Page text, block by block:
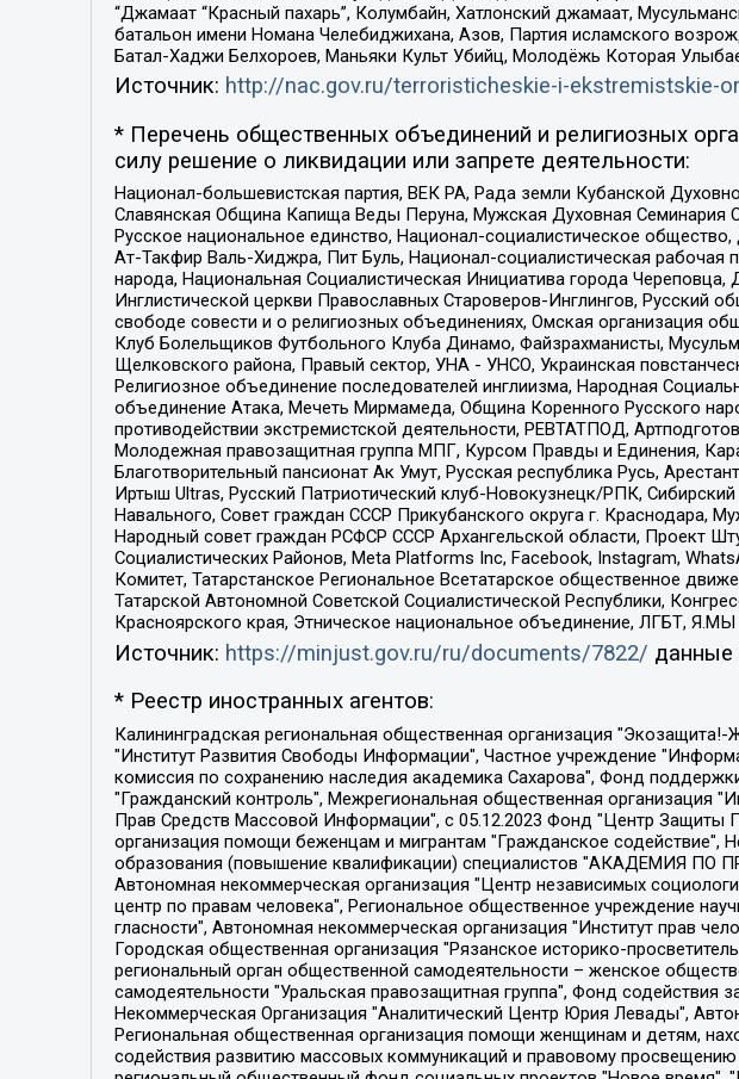
“Джамаат “Красный пахарь”, Колумбайн, Хатлонский джамаат,
батальон имени Номана Челебиджихана, Азов, Партия исламского
Батал-Хаджи Белхороев, Маньяки Культ Убийц, Молодёжь Которая
Источник: http://nac.gov.ru/terroristicheskie-i-ekstremistskie-
* Перечень общественных объединений и религиозных
силу решение о ликвидации или запрете деятельности:
Национал-большевистская партия, ВЕК РА, Рада земли Кубанской
Славянская Община Капища Веды Перуна, Мужская Духовная Семинария
Русское национальное единство, Национал-социалистическое
Ат-Такфир Валь-Хиджра, Пит Буль, Национал-социалистическая
народа, Национальная Социалистическая Инициатива города
Инглистической церкви Православных Староверов-Инглингов, Русский
свободе совести и о религиозных объединениях, Омская организация
Клуб Болельщиков Футбольного Клуба Динамо, Файзрахманисты,
Щелковского района, Правый сектор, УНА - УНСО, Украинская
Религиозное объединение последователей инглиизма, Народная
объединение Атака, Мечеть Мирмамеда, Община Коренного Русского
противодействии экстремистской деятельности, РЕВТАТПОД,
Молодежная правозащитная группа МПГ, Курсом Правды и Единения,
Благотворительный пансионат Ак Умут, Русская республика Русь,
Иртыш Ultras, Русский Патриотический клуб-Новокузнецк/РПК,
Навального, Совет граждан СССР Прикубанского округа г. Краснодара,
Народный совет граждан РСФСР СССР Архангельской области, Проект
Социалистических Районов, Meta Platforms Inc, Facebook, Instagram,
Комитет, Татарстанское Региональное Всетатарское общественное
Татарской Автономной Советской Социалистической Республики,
Красноярского края, Этническое национальное объединение, ЛГБТ, Я.МЫ
Источник: https://minjust.gov.ru/ru/documents/7822/ данные
* Реестр иностранных агентов:
Калининградская региональная общественная организация "Экозащита!-Женсовет", Фонд содействия защите прав и свобод граждан "Общественный вердикт", Фонд "Институт Развития Свободы Информации", Частное учреждение "Информационное агентство МЕМО. РУ", Региональная общественная организация "Общественная комиссия по сохранению наследия академика Сахарова", Фонд поддержки свободы прессы, Санкт-Петербургская общественная правозащитная организация "Гражданский контроль", Межрегиональная общественная организация "Информационно-просветительский центр "Мемориал", Региональный Фонд "Центр Защиты Прав Средств Массовой Информации", с 05.12.2023 Фонд "Центр Защиты Прав Средств массовой информации", Региональная общественная благотворительная организация помощи беженцам и мигрантам "Гражданское содействие", Негосударственное образовательное учреждение дополнительного профессионального образования (повышение квалификации) специалистов "АКАДЕМИЯ ПО ПРАВАМ ЧЕЛОВЕКА", Свердловская региональная общественная организация "Сутяжник", Автономная некоммерческая организация "Центр независимых социологических исследований", Союз общественных объединений "Российский исследовательский центр по правам человека", Региональное общественное учреждение научно-информационный центр "МЕМОРИАЛ", Некоммерческая организация "Фонд защиты гласности", Автономная некоммерческая организация "Институт прав человека", Городская общественная организация "Екатеринбургское общество "МЕМОРИАЛ", Городская общественная организация "Рязанское историко-просветительское и правозащитное общество "Мемориал" (Рязанский Мемориал), Челябинский региональный орган общественной самодеятельности – женское общественное объединение "Женщины Евразии", Челябинский региональный орган общественной самодеятельности "Уральская правозащитная группа", Фонд содействия защите здоровья и социальной справедливости имени Андрея Рылькова, Автономная Некоммерческая Организация "Аналитический Центр Юрия Левады", Автономная некоммерческая организация социальной поддержки населения "Проект Апрель", Региональная общественная организация помощи женщинам и детям, находящимся в кризисной ситуации "Информационно-методический центр "Анна", Фонд содействия развитию массовых коммуникаций и правовому просвещению "Так-так-Так", Фонд содействия устойчивому развитию "Серебряная тайга", Свердловский региональный общественный фонд социальных проектов "Новое время", "Idel.Реалии", Кавказ.Реалии, Крым.Реалии, Телеканал Настоящее Время, Татаро-башкирская служба Радио Свобода (Azatliq Radiosi), Радио Свободная Европа/Радио Свобода (PCE/PC), "Сибирь.Реалии", "Фактограф", Благотворительный фонд помощи осужденным и их семьям, Автономная некоммерческая организация "Институт глобализации и социальных движений", Фонд "В защиту прав заключенных", Частное учреждение "Центр поддержки и содействия развитию средств массовой информации", Пензенский региональный общественный благотворительный фонд "Гражданский союз", "Север.Реалии", Некоммерческая организация Фонд "Правовая инициатива", Общество с ограниченной ответственностью "Радио Свободная Европа/Радио Свобода", Чешское информационное агентство "MEDIUM-ORIENT", Красноярская региональная общественная организация "Мы против СПИДа", Камалягин Денис Николаевич, Маркелов Сергей Евгеньевич, Пономарев Лев Александрович, Савицкая Людмила Алексеевна, Автономная некоммерческая организация "Центр по работе с проблемой насилия "НАСИЛИЮ.НЕТ", Межрегиональный профессиональный союз работников здравоохранения "Альянс врачей", Юридическое лицо, зарегистрированное в Латвийской Республике, SIA "Medusa Project" (регистрационный номер 40103797863, дата регистрации 10.06.2014), Некоммерческая организация "Фонд по борьбе с коррупцией", Автономная некоммерческая организация "Институт права и публичной политики", Баданин Роман Сергеевич, Гликин Максим Александрович, Железнова Мария Михайловна, Лукьянова Юлия Сергеевна, Маетная Елизавета Витальевна, Маняхин Петр Борисович, Чуракова Ольга Владимировна, Ярош Юлия Петровна, Юридическое лицо "The Insider SIA", зарегистрированное в Риге, Латвийская Республика (дата регистрации 26.06.2015), являющееся администратором доменного имени интернет-издания "The Insider SIA", https://theins.ru, Постернак Алексей Евгеньевич, Рубин Михаил Аркадьевич, Анин Роман Александрович, Юридическое лицо Istories fonds, зарегистрированное в